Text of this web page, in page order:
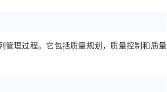
管理过程。它包括质量规划，质量控制和质量